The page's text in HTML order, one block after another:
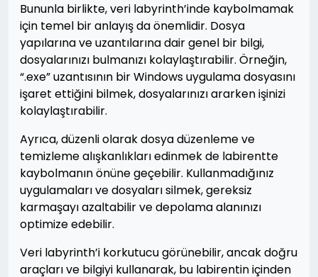
Bununla birlikte, veri labyrinth’inde kaybolmamak
için temel bir anlayış da önemlidir. Dosya
yapılarına ve uzantılarına dair genel bir bilgi,
dosyalarınızı bulmanızı kolaylaştırabilir. Örneğin,
“.exe” uzantısının bir Windows uygulama dosyasını
işaret ettiğini bilmek, dosyalarınızı ararken işinizi
kolaylaştırabilir.
Ayrıca, düzenli olarak dosya düzenleme ve
temizleme alışkanlıkları edinmek de labirentte
kaybolmanın önüne geçebilir. Kullanmadığınız
uygulamaları ve dosyaları silmek, gereksiz
karmaşayı azaltabilir ve depolama alanınızı
optimize edebilir.
Veri labyrinth’i korkutucu görünebilir, ancak doğru
araçları ve bilgiyi kullanarak, bu labirentin içinden